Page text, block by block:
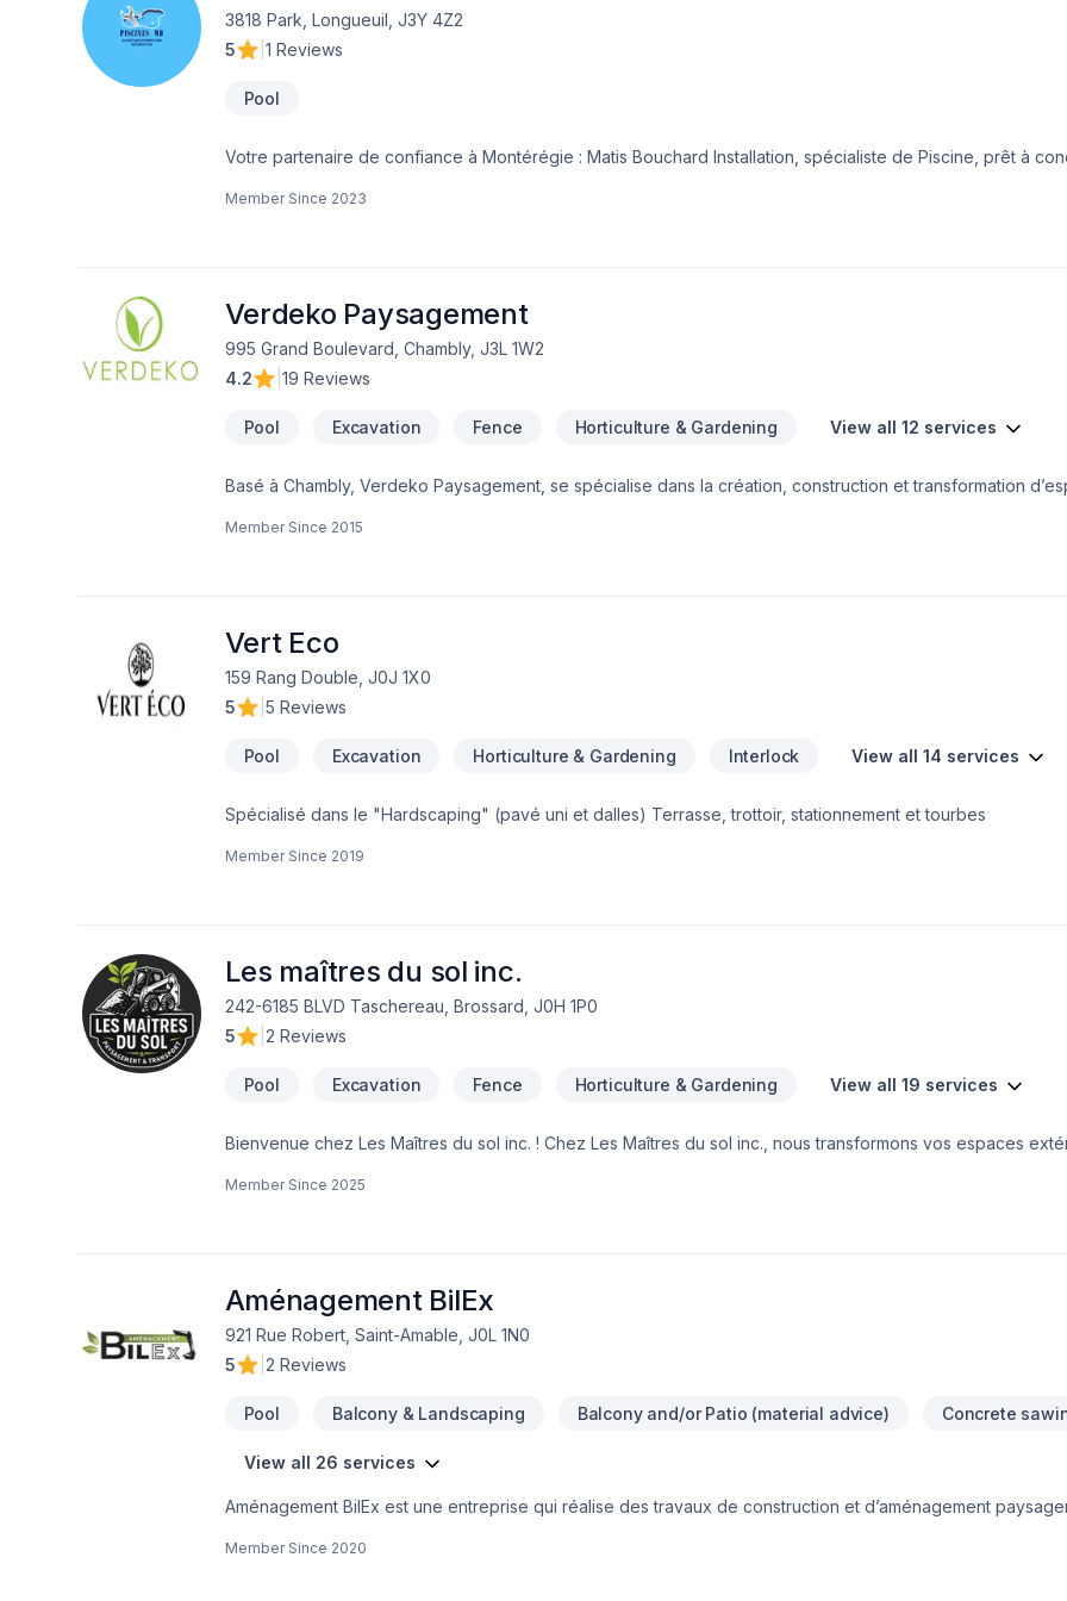
3818 Park, Longueuil, J3Y 4Z2
5
1 Reviews
Pool
Votre partenaire de confiance à Montérégie : Matis Bouchard Installation, spécialiste de Piscine, prêt à
service clé en main irréprochable. Parlons de votre projet aujourd'hui et voyons comment nous pouvons
Member Since 2023
Verdeko Paysagement
995 Grand Boulevard, Chambly, J3L 1W2
4.2
19 Reviews
Pool Excavation Fence Horticulture & Gardening View all 12 services
Basé à Chambly, Verdeko Paysagement, se spécialise dans la création, construction et transformation
projets d’aménagement clé en main. Nos services incluent des allées, accès et murets en pierre naturelle
Member Since 2015
Vert Eco
159 Rang Double, J0J 1X0
5
5 Reviews
Pool Excavation Horticulture & Gardening Interlock View all 14 services
Spécialisé dans le "Hardscaping" (pavé uni et dalles) Terrasse, trottoir, stationnement et tourbes
Member Since 2019
Les maîtres du sol inc.
242-6185 BLVD Taschereau, Brossard, J0H 1P0
5
2 Reviews
Pool Excavation Fence Horticulture & Gardening View all 19 services
Bienvenue chez Les Maîtres du sol inc. ! Chez Les Maîtres du sol inc., nous transformons vos espaces
passion, notre créativité et notre expertise au service de vos projets.Conception – Réalisation –
Member Since 2025
Aménagement BilEx
921 Rue Robert, Saint-Amable, J0L 1N0
5
2 Reviews
Pool Balcony & Landscaping Balcony and/or Patio (material advice) Concrete
View all 26 services
Aménagement BilEx est une entreprise qui réalise des travaux de construction et d’aménagement
Member Since 2020